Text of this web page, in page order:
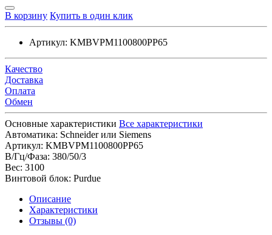
В корзину Купить в один клик
Артикул: KMBVPM1100800PP65
Качество
Доставка
Оплата
Обмен
Основные характеристики Все характеристики
Автоматика: Schneider или Siemens
Артикул: KMBVPM1100800PP65
В/Гц/Фаза: 380/50/3
Вес: 3100
Винтовой блок: Purdue
Описание
Характеристики
Отзывы (0)